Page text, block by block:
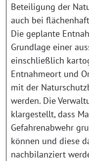
Beteiligung der
auch bei
Die geplante
Grundlage einer
einschließlich
Entnahmeort und
mit der
werden. Die
klargestellt, dass
Gefahrenabwehr
können und diese
nachbilanziert